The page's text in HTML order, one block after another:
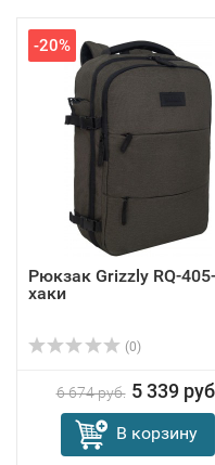
-20%
Рюкзак Grizzly RQ-
хаки
(0)
6 674 руб. 5 339
В корзину